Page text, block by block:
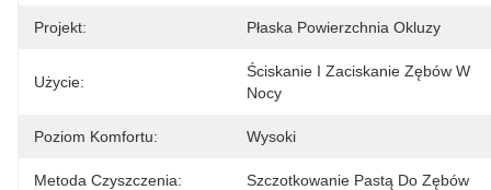
Projekt: Płaska Powierzchnia Okluzy
Użycie:
Ściskanie I Zaciskanie Zębów W
Nocy
Poziom Komfortu: Wysoki
Metoda Czyszczenia: Szczotkowanie Pastą Do Zębów